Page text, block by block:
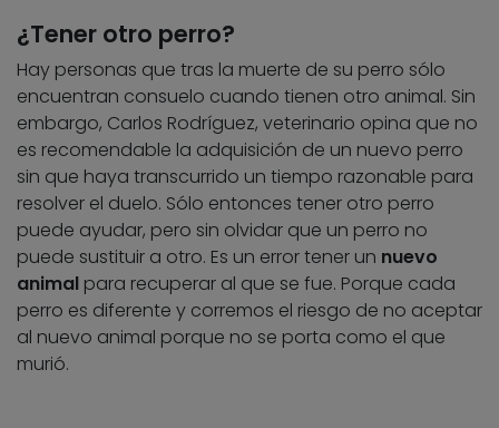
¿Tener otro perro?
Hay personas que tras la muerte de su perro sólo
encuentran consuelo cuando tienen otro animal. Sin
embargo, Carlos Rodríguez, veterinario opina que no
es recomendable la adquisición de un nuevo perro
sin que haya transcurrido un tiempo razonable para
resolver el duelo. Sólo entonces tener otro perro
puede ayudar, pero sin olvidar que un perro no
puede sustituir a otro. Es un error tener un nuevo
animal para recuperar al que se fue. Porque cada
perro es diferente y corremos el riesgo de no aceptar
al nuevo animal porque no se porta como el que
murió.